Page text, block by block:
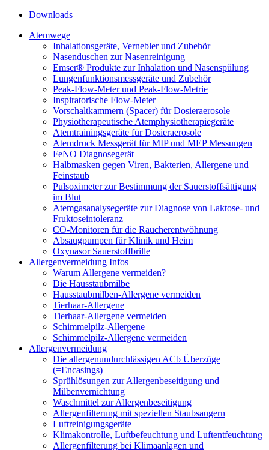
Downloads
Atemwege
Inhalationsgeräte, Vernebler und Zubehör
Nasenduschen zur Nasenreinigung
Emser® Produkte zur Inhalation und Nasenspülung
Lungenfunktionsmessgeräte und Zubehör
Peak-Flow-Meter und Peak-Flow-Metrie
Inspiratorische Flow-Meter
Vorschaltkammern (Spacer) für Dosieraerosole
Physiotherapeutische Atemphysiotherapiegeräte
Atemtrainingsgeräte für Dosieraerosole
Atemdruck Messgerät für MIP und MEP Messungen
FeNO Diagnosegerät
Halbmasken gegen Viren, Bakterien, Allergene und
Feinstaub
Pulsoximeter zur Bestimmung der Sauerstoffsättigung
im Blut
Atemgasanalysegeräte zur Diagnose von Laktose- und
Fruktoseintoleranz
CO-Monitoren für die Raucherentwöhnung
Absaugpumpen für Klinik und Heim
Oxynasor Sauerstoffbrille
Allergenvermeidung Infos
Warum Allergene vermeiden?
Die Hausstaubmilbe
Hausstaubmilben-Allergene vermeiden
Tierhaar-Allergene
Tierhaar-Allergene vermeiden
Schimmelpilz-Allergene
Schimmelpilz-Allergene vermeiden
Allergenvermeidung
Die allergenundurchlässigen ACb Überzüge
(=Encasings)
Sprühlösungen zur Allergenbeseitigung und
Milbenvernichtung
Waschmittel zur Allergenbeseitigung
Allergenfilterung mit speziellen Staubsaugern
Luftreinigungsgeräte
Klimakontrolle, Luftbefeuchtung und Luftentfeuchtung
Allergenfilterung bei Klimaanlagen und